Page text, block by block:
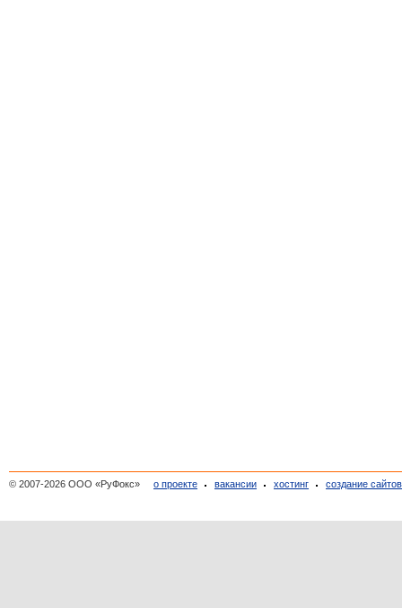
© 2007-2026 ООО «РуФокс» о проекте вакансии хостинг создание сайтов